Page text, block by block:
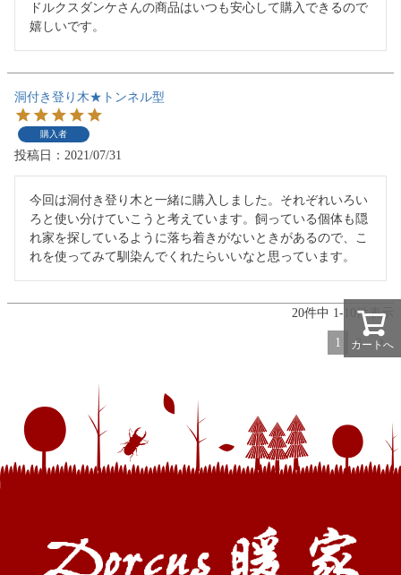
ドルクスダンケさんの商品はいつも安心して購入できるので
嬉しいです。
洞付き登り木★トンネル型
購入者
投稿日 2021/07/31
今回は洞付き登り木と一緒に購入しました。それぞれいろい
ろと使い分けていこうと考えています。飼っている個体も隠
れ家を探しているように落ち着きがないときがあるので、こ
れを使ってみて馴染んでくれたらいいなと思っています。
20件中 1- 件表示
1 2
カートへ